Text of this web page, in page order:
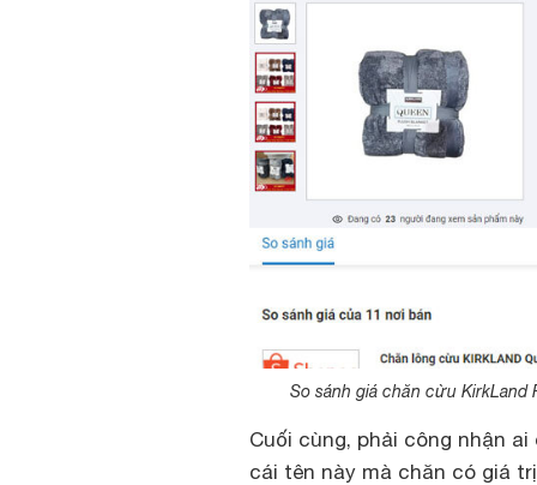
So sánh giá chăn cừu KirkLand
Cuối cùng, phải công nhận
cái tên này mà chăn có giá